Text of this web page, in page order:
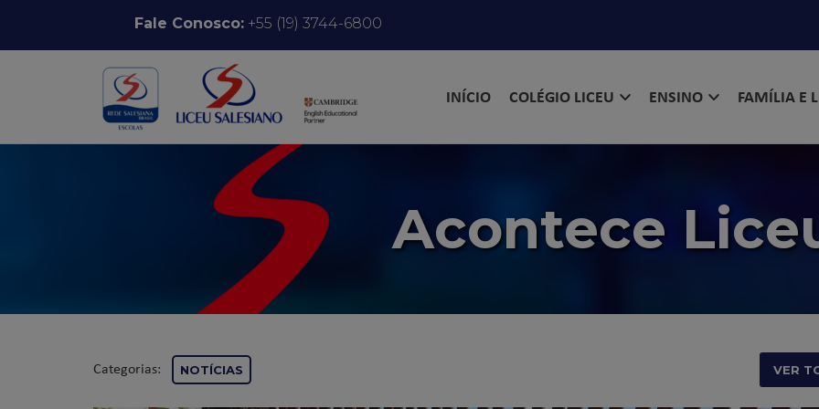
Pular para o conteúdoFale Conosco:+55 (19) 3744-6800
INÍCIO COLÉGIO LICEU ENSINO FAMÍLIA E
Acontece
Categorias: NOTÍCIAS VER